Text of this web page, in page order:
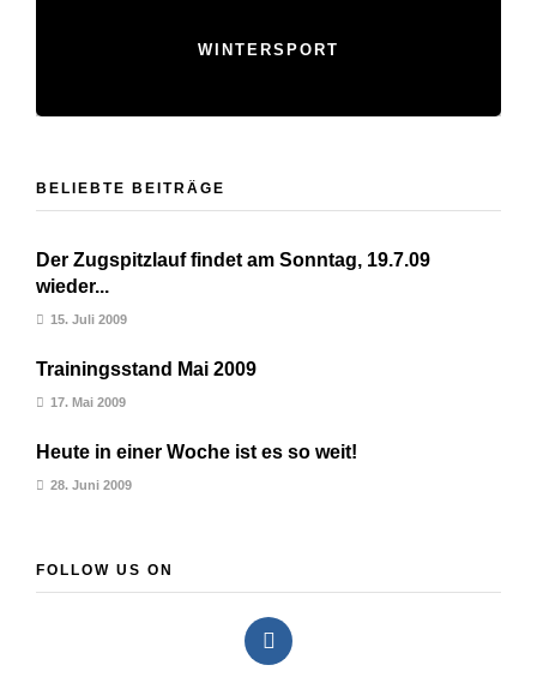
WINTERSPORT
BELIEBTE BEITRÄGE
Der Zugspitzlauf findet am Sonntag, 19.7.09
wieder...
15. Juli 2009
Trainingsstand Mai 2009
17. Mai 2009
Heute in einer Woche ist es so weit!
28. Juni 2009
FOLLOW US ON